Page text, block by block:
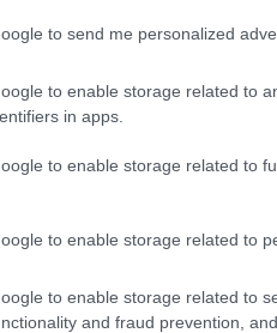
to send me personalized
to enable storage related to
in apps.
to enable storage related to
to enable storage related to
to enable storage related to
and fraud prevention,
Καταγράφει ποσοστό
που αγγίζει το 100%
έλαβαν δέματα με
γουρουνιού - Οι
προηγούμενες